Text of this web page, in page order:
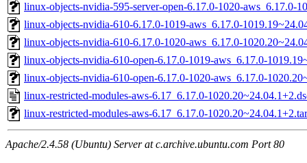
linux-objects-nvidia-595-server-open-6.17.0-1020-aws_6.17.0-
linux-objects-nvidia-610-6.17.0-1019-aws_6.17.0-
linux-objects-nvidia-610-6.17.0-1020-aws_6.17.0-
linux-objects-nvidia-610-open-6.17.0-1019-aws_6.17.0-
linux-objects-nvidia-610-open-6.17.0-1020-aws_6.17.0-
linux-restricted-modules-aws-6.17_6.17.0-
linux-restricted-modules-aws-6.17_6.17.0-
Apache/2.4.58 (Ubuntu) Server at c.archive.ubuntu.com Port 80